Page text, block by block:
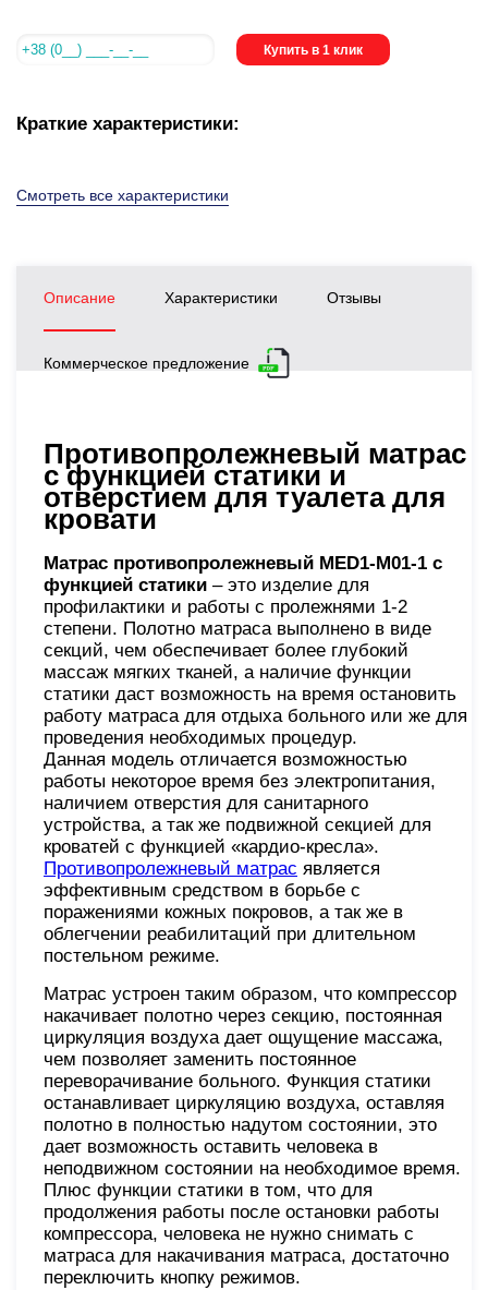
Купить в 1 клик
Краткие характеристики:
Смотреть все характеристики
Описание Характеристики Отзывы
Коммерческое предложение
Противопролежневый матрас
c функцией статики и
отверстием для туалета для
кровати
Матрас противопролежневый MED1-M01-1 с
функцией статики – это изделие для
профилактики и работы с пролежнями 1-2
степени. Полотно матраса выполнено в виде
секций, чем обеспечивает более глубокий
массаж мягких тканей, а наличие функции
статики даст возможность на время остановить
работу матраса для отдыха больного или же для
проведения необходимых процедур.
Данная модель отличается возможностью
работы некоторое время без электропитания,
наличием отверстия для санитарного
устройства, а так же подвижной секцией для
кроватей с функцией «кардио-кресла».
Противопролежневый матрас является
эффективным средством в борьбе с
поражениями кожных покровов, а так же в
облегчении реабилитаций при длительном
постельном режиме.
Матрас устроен таким образом, что компрессор
накачивает полотно через секцию, постоянная
циркуляция воздуха дает ощущение массажа,
чем позволяет заменить постоянное
переворачивание больного. Функция статики
останавливает циркуляцию воздуха, оставляя
полотно в полностью надутом состоянии, это
дает возможность оставить человека в
неподвижном состоянии на необходимое время.
Плюс функции статики в том, что для
продолжения работы после остановки работы
компрессора, человека не нужно снимать с
матраса для накачивания матраса, достаточно
переключить кнопку режимов.